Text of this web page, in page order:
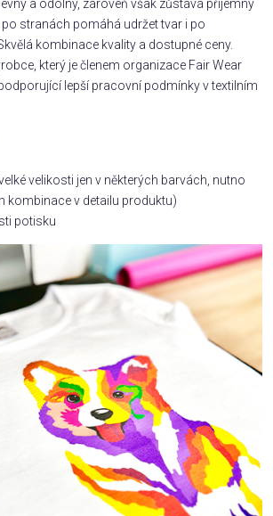
a odolný, zároveň však zůstává příjemný
po stranách pomáhá udržet tvar i po
kombinace kvality a dostupné ceny.
který je členem organizace Fair Wear
lepší pracovní podmínky v textilním
velikosti jen v některých barvách, nutno
kombinace v detailu produktu)
potisku